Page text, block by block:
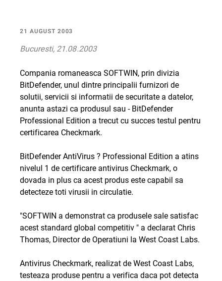
21 AUGUST 2003
Bucuresti, 21.08.2003
Compania romaneasca SOFTWIN, prin divizia
BitDefender, unul dintre principalii furnizori de
solutii, servicii si informatii de securitate a datelor,
anunta astazi ca produsul sau - BitDefender
Professional Edition a trecut cu succes testul pentru
certificarea Checkmark.
BitDefender AntiVirus ? Professional Edition a atins
nivelul 1 de certificare antivirus Checkmark, o
dovada in plus ca acest produs este capabil sa
detecteze toti virusii in circulatie.
"SOFTWIN a demonstrat ca produsele sale satisfac
acest standard global competitiv " a declarat Chris
Thomas, Director de Operatiuni la West Coast Labs.
Antivirus Checkmark, realizat de West Coast Labs,
testeaza produse pentru a verifica daca pot detecta